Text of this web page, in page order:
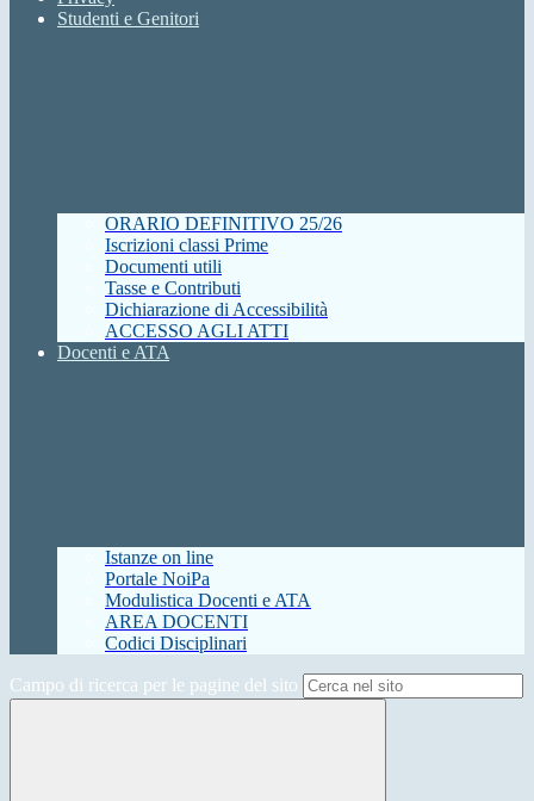
Studenti e Genitori
ORARIO DEFINITIVO 25/26
Iscrizioni classi Prime
Documenti utili
Tasse e Contributi
Dichiarazione di Accessibilità
ACCESSO AGLI ATTI
Docenti e ATA
Istanze on line
Portale NoiPa
Modulistica Docenti e ATA
AREA DOCENTI
Codici Disciplinari
Campo di ricerca per le pagine del sito